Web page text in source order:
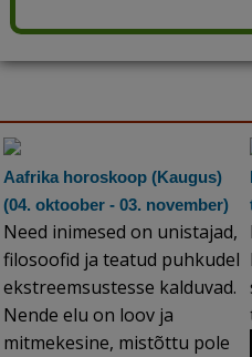
Aafrika horoskoop (Kaugus)
(04. oktoober - 03. november)
Need inimesed on unistajad,
filosoofid ja teatud puhkudel
ekstreemsustesse kalduvad.
Nende elu on loov ja
mitmekesine, mistõttu pole